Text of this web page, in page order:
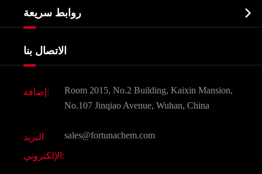
البيوكيميائية
Agrochemicals و الوسطيات
مكونات مستحضرات التجميل
النكهات و عطور
الكيميائية CAS
جميع المواد الكيميائية غرامة
شهادات و مصنع تظهر
شركة التاريخ
روابط سريعة 
الاتصال بنا
إضافة:
Room 2015, No.2 Building, Kaixin Mansion,
No.107 Jinqiao Avenue, Wuhan, China
البريد
الإلكتروني:
sales@fortunachem.com